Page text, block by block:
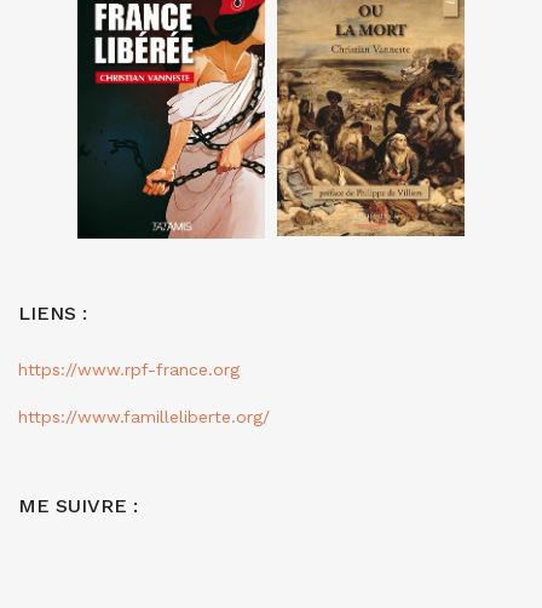
LIENS :
https://www.rpf-france.org
https://www.familleliberte.org/
ME SUIVRE :